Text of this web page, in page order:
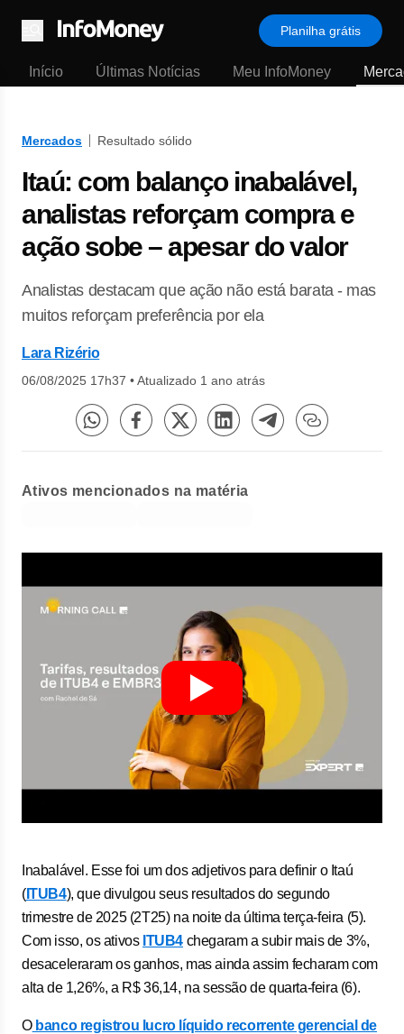
Menu
Planilha grátis
Início Últimas Notícias Meu InfoMoney
Mercados Resultado sólido
Itaú: com balanço inabalável,
analistas reforçam compra e
ação sobe – apesar do valor
Analistas destacam que ação não está barata - mas
muitos reforçam preferência por ela
Lara Rizério
06/08/2025 17h37 •Atualizado 1 ano atrás
Ativos mencionados na matéria
Inabalável. Esse foi um dos adjetivos para definir o Itaú
(ITUB4), que divulgou seus resultados do segundo
trimestre de 2025 (2T25) na noite da última terça-feira (5).
Com isso, os ativos ITUB4 chegaram a subir mais de 3%,
desaceleraram os ganhos, mas ainda assim fecharam com
alta de 1,26%, a R$ 36,14, na sessão de quarta-feira (6).
Obanco registrou lucro líquido recorrente gerencial de